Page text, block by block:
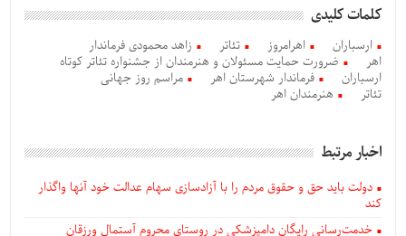
کلمات کلیدی
ارسباران اهرامروز تئاتر
زاهد محمودی فرماندار
اهر
ضرورت حمایت مسئولان و هنرمندان از جشنواره تئاتر کوتاه
ارسباران
فرماندار شهرستان اهر
مراسم روز جهانی
تئاتر
هنرمندان اهر
اخبار مرتبط
دولت باید حق و حقوق مردم را با آزادسازی سهام عدالت خود آنها واگذار
کند
خدمت‌رسانی رایگان دامپزشکی در روستای محروم آستمال ورزقان